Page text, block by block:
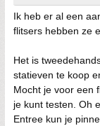
Ik heb er al een
flitsers hebben ze
Het is
statieven te koop
Mocht je voor een
je kunt testen. Oh
Entree kun je